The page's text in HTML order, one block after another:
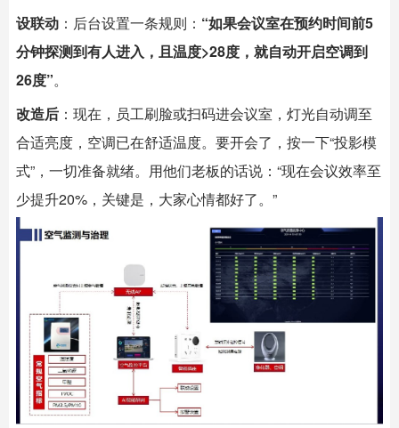
设联动 ：后台设置一条规则： “如果会议室在预约时间前5
分钟探测到有人进入，且温度>28度，就自动开启空调到
26度”。
改造后 ：现在，员工刷脸或扫码进会议室，灯光自动调至
合适亮度，空调已在舒适温度。要开会了，按一下“投影模
式”，一切准备就绪。用他们老板的话说：“现在会议效率至
少提升20%，关键是，大家心情都好了。”